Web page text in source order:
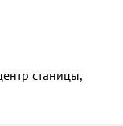
станицы,